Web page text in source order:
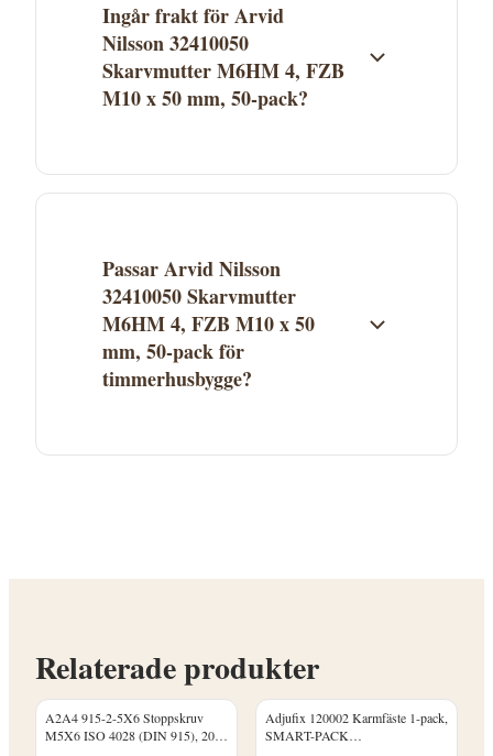
Aktuellt pris och lagerstatus ser du hos
Proffsmagasinet.
Ingår frakt för Arvid
Nilsson 32410050
Skarvmutter M6HM 4, FZB
M10 x 50 mm, 50-pack?
fraktvillkor. Se aktuella fraktuppgifter på
Passar Arvid Nilsson
32410050 Skarvmutter
M6HM 4, FZB M10 x 50
mm, 50-pack för
timmerhusbygge?
Relaterade produkter
A2A4 915-2-5X6 Stoppskruv
M5X6 ISO 4028 (DIN 915), 200-
Adjufix 120002 Karmfäste 1-pack,
SMART-PACK